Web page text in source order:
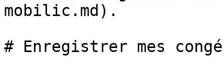
mobilic.md).
# Enregistrer mes